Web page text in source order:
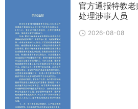
官方通报特教
处理涉事人员
2026-08-08